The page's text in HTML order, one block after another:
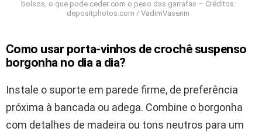
bolsos, o que pode ceder com o peso das garrafas – Créditos:
depositphotos.com / VadimVasenin
Como usar porta-vinhos de crochê suspenso
borgonha no dia a dia?
Instale o suporte em parede firme, de preferência
próxima à bancada ou adega. Combine o borgonha
com detalhes de madeira ou tons neutros para um